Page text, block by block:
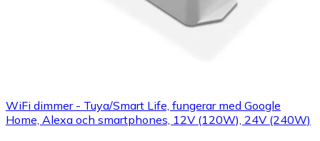
WiFi dimmer - Tuya/Smart Life, fungerar med Google
Home, Alexa och smartphones, 12V (120W), 24V (240W)